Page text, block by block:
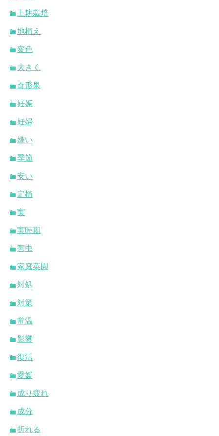
土耕栽培
地植え
変色
大きく
奇形果
妊娠
妊婦
嫌い
季節
安い
定植
実
実時期
害虫
家庭菜園
対処
対策
常温
影響
復活
愛媛
成り疲れ
成分
折れる